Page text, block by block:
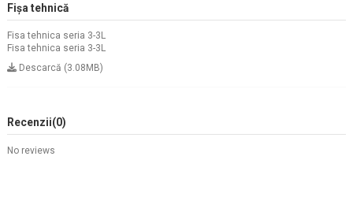
Fișa tehnică
Fisa tehnica seria 3-3L
Fisa tehnica seria 3-3L
Descarcă (3.08MB)
Recenzii(0)
No reviews